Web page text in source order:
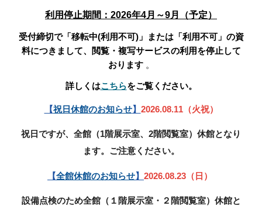
利用停止期間：2026年4月～9月（予定）
受付締切で「移転中(利用不可)」または「利用不可」の資
料につきまして、
閲覧・複写サービスの利用を停止して
おります。
詳しくはこちらをご覧ください。
【祝日休館のお知らせ】 2026.08.11（火祝）
祝日ですが、全館（1階展示室、2階閲覧室）休館となり
ます。ご注意ください。
【全館休館のお知らせ】 2026.08.23（日）
設備点検のため全館（１階展示室・２階閲覧室）休館と